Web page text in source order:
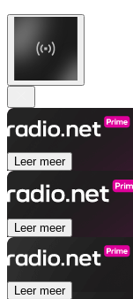
Leer meer
Leer meer
Leer meer